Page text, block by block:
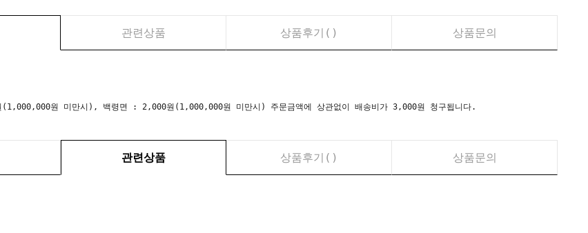
관련상품 상품후기( ) 상품문의
원 미만시), 백령면 : 2,000원(1,000,000원 미만시) 주문금액에 상관없이 배송비가 3,000원 청구됩니다.
관련상품 상품후기( ) 상품문의